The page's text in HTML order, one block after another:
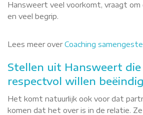
Hansweert veel voorkomt, vraagt om
en veel begrip.
Lees meer overCoaching
Stellen uit Hansweert
respectvol willen
Het komt natuurlijk ook voor dat
komen dat het over is in de relatie.